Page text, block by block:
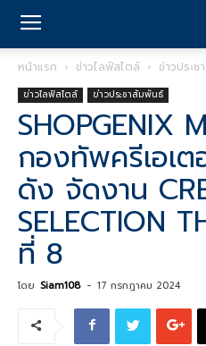
หน้าแรก ข่าวไลฟ์สไตล์ ข่าวประ
ข่าวไลฟ์สไตล์ ข่าวประชาสัมพันธ์
SHOPGENIX
กองทัพครีเอเ
ดัง จัดงาน
SELECTION
ที่ 8
โดย Siam108 - 17 กรกฎาคม 2024